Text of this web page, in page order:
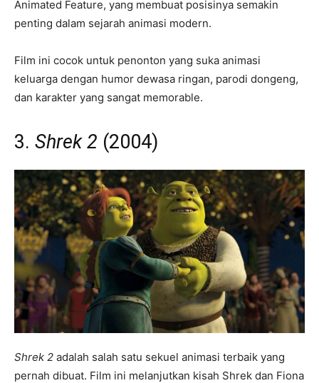
Animated Feature, yang membuat posisinya semakin
penting dalam sejarah animasi modern.
Film ini cocok untuk penonton yang suka animasi
keluarga dengan humor dewasa ringan, parodi dongeng,
dan karakter yang sangat memorable.
3. Shrek 2 (2004)
Shrek 2 adalah salah satu sekuel animasi terbaik yang
pernah dibuat. Film ini melanjutkan kisah Shrek dan Fiona